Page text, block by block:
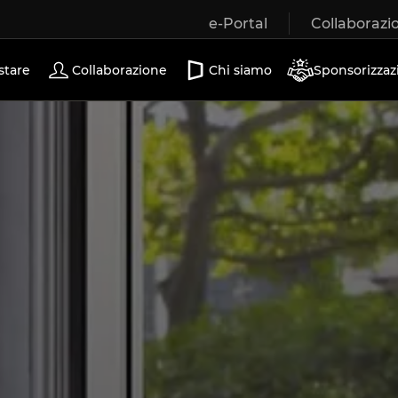
e-Portal
Porte scorrevoli
Collaborazione Chi siamo